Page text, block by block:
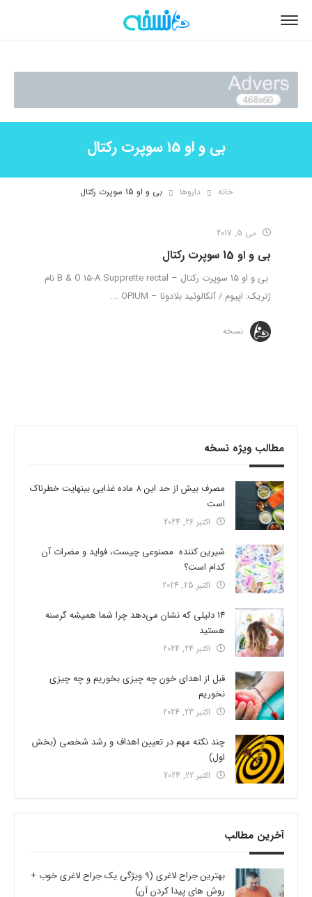
بی و او 15 سوپرت رکتال
خانه داروها بی و او 15 سوپرت رکتال
می 5, 2017
بی و او 15 سوپرت رکتال
بی و او 15 سوپرت رکتال – B & O 15-A Supprette rectal نام
ژنریک: اپیوم / آلکالوئید بلادونا – OPIUM ...
نسخه
مطالب ویژه نسخه
مصرف بیش از حد این 8 ماده غذایی بینهایت خطرناک
است
اکتبر 26, 2024
شیرین کننده مصنوعی چیست، فواید و مضرات آن
کدام است؟
اکتبر 25, 2024
14 دلیلی که نشان می‌دهد چرا شما همیشه گرسنه
هستید
اکتبر 24, 2024
قبل از اهدای خون چه چیزی بخوریم و چه چیزی
نخوریم
اکتبر 23, 2024
چند نکته مهم در تعیین اهداف و رشد شخصی (بخش
اول)
اکتبر 22, 2024
آخرین مطالب
بهترین جراح لاغری (9 ویژگی یک جراح لاغری خوب +
روش های پیدا کردن آن)